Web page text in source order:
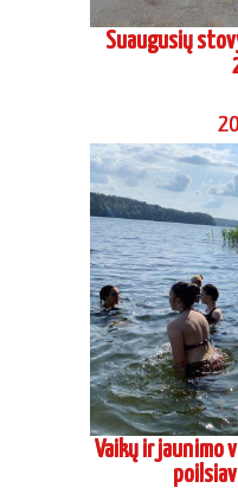
Suaugusių
Vaikų ir jaunimo